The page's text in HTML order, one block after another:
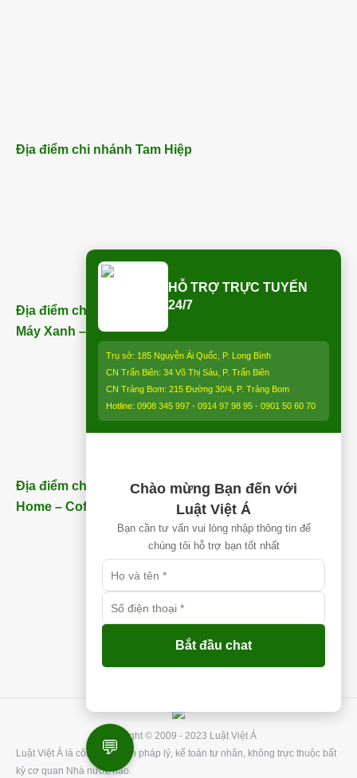
Địa điểm chi nhánh Tam Hiệp
Địa điểm chi nhánh Trảng Bom (ngay bên cạnh Điện
Máy Xanh – Trảng Bom) – ĐT:
Địa điểm chi nhánh Nhơn Trạch (Gần Thăng Long
Home – Coffee) – ĐT:
0913 850 997
Copyright © 2009 - 2023 Luật Việt Á
Luật Việt Á là công ty tư vấn pháp lý, kế toán tư nhân, không trực thuộc bất
kỳ cơ quan Nhà nước nào.
HỖ TRỢ TRỰC TUYẾN
24/7
Trụ sở: 185 Nguyễn Ái Quốc, P. Long Bình
CN Trấn Biên: 34 Võ Thị Sáu, P. Trấn Biên
CN Trảng Bom: 215 Đường 30/4, P. Trảng Bom
Hotline: 0908 345 997 - 0914 97 98 95 - 0901 50 60 70
Chào mừng Bạn đến với
Luật Việt Á
Bạn cần tư vấn vui lòng nhập thông tin để
chúng tôi hỗ trợ bạn tốt nhất
Bắt đầu chat
💬